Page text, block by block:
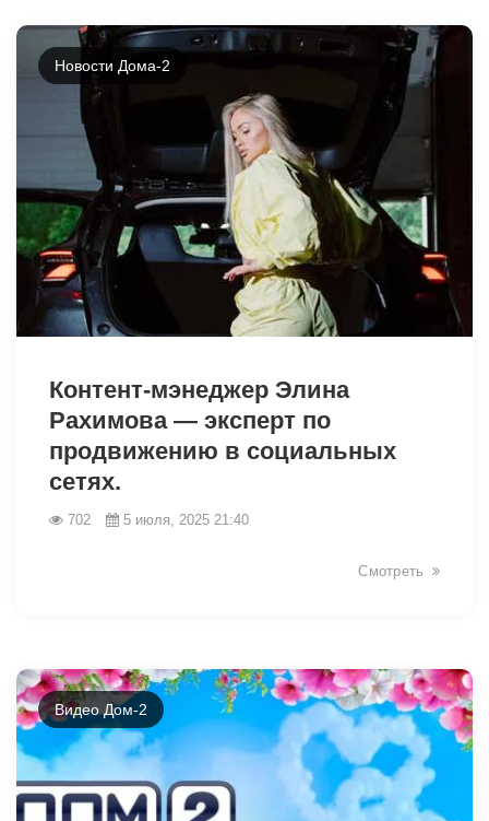
5921
Новости Дома-2
Контент-мэнеджер Элина
Рахимова — эксперт по
продвижению в социальных
сетях.
702 5 июля, 2025 21:40
Смотреть
Видео Дом-2